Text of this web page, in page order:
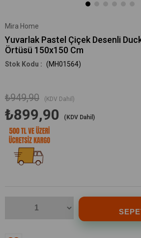
Mira Home
Yuvarlak Pastel Çiçek Desenli
Örtüsü 150x150 Cm
(MH01564)
₺949,90 (KDV Dahil)
₺899,90 (KDV Dahil)